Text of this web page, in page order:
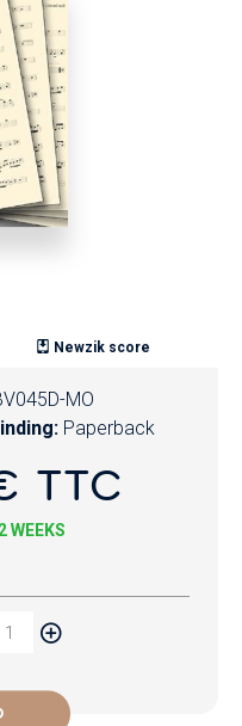
Newzik score
MO
Paperback
TTC
WEEKS